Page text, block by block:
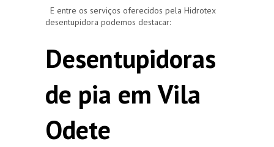
E entre os serviços oferecidos pela Hidrotex
desentupidora podemos destacar:
Desentupidoras
de pia em Vila
Odete